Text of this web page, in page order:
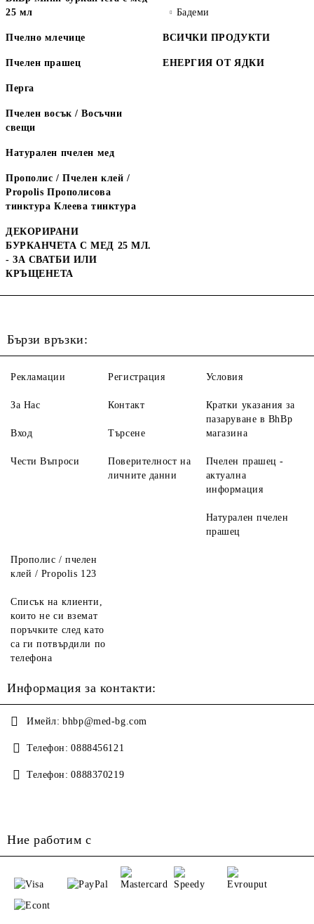
25 мл
Пчелно млечице
Пчелен прашец
Перга
Пчелен восък / Восъчни
свещи
Натурален пчелен мед
Прополис / Пчелен клей /
Propolis Прополисова
тинктура Клеева тинктура
ДЕКОРИРАНИ
БУРКАНЧЕТА С МЕД 25 МЛ.
- ЗА СВАТБИ ИЛИ
КРЪЩЕНЕТА
Бадеми
ВСИЧКИ ПРОДУКТИ
ЕНЕРГИЯ ОТ ЯДКИ
Бързи връзки:
Рекламации
За Нас
Вход
Чести Въпроси
Регистрация
Контакт
Търсене
Поверителност на
личните данни
Условия
Кратки указания за
пазаруване в BhBp
магазина
Пчелен прашец -
актуална
информация
Натурален пчелен
прашец
Прополис / пчелен
клей / Propolis 123
Списък на клиенти,
които не си вземат
поръчките след като
са ги потвърдили по
телефона
Информация за контакти:
Имейл: bhbp@med-bg.com
Телефон: 0888456121
Телефон: 0888370219
Ние работим с